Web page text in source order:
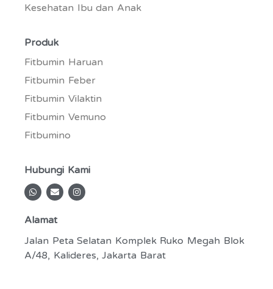
Kesehatan Ibu dan Anak
Produk
Fitbumin Haruan
Fitbumin Feber
Fitbumin Vilaktin
Fitbumin Vemuno
Fitbumino
Hubungi Kami
W
h
s
p
p
E
n
l
p
e
I
n
r
a
m
Alamat
Jalan Peta Selatan Komplek Ruko Megah Blok
A/48, Kalideres, Jakarta Barat